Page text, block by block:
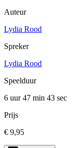
Auteur
Lydia Rood
Spreker
Lydia Rood
Speelduur
6 uur 47 min 43 sec
Prijs
€ 9,95